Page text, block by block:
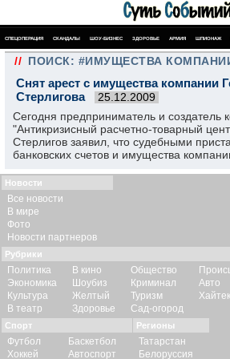
СПЕЦОПЕРАЦИЯ СКАНДАЛЫ ШОУ-БИЗНЕС ЗДОРОВЬЕ АРМИЯ ШПИОНАЖ
// ПОИСК: #ИМУЩЕСТВА
Снят арест с имущества компании
Стерлигова
25.12.2009
Сегодня предприниматель и
"Антикризисный расчетно-товарный
Стерлигов заявил, что судебными
банковских счетов и имущества
Новости
Все новости
В мире
Фото
Новости партнеров
Рубрики
Политика
Экономика
Культура
В театр
В кино
Шоубиз
Желтый
Здоровье
Общество
Криминал
Туризм
Сад-огород
Авто
Хайтек
Спорт
Футбол
Хоккей
Баскетбол
Автоспорт
Регионы
Татарстан
Белоруссия